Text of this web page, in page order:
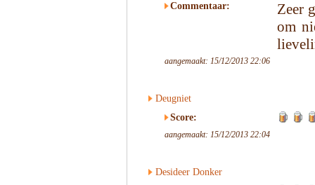
Commentaar:
Zeer
om
aangemaakt: 15/12/2013 22:06
Deugniet
Score:
aangemaakt: 15/12/2013 22:04
Desideer Donker